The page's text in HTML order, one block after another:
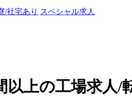
/社宅あり スペシャル求人
以上の工場求人/